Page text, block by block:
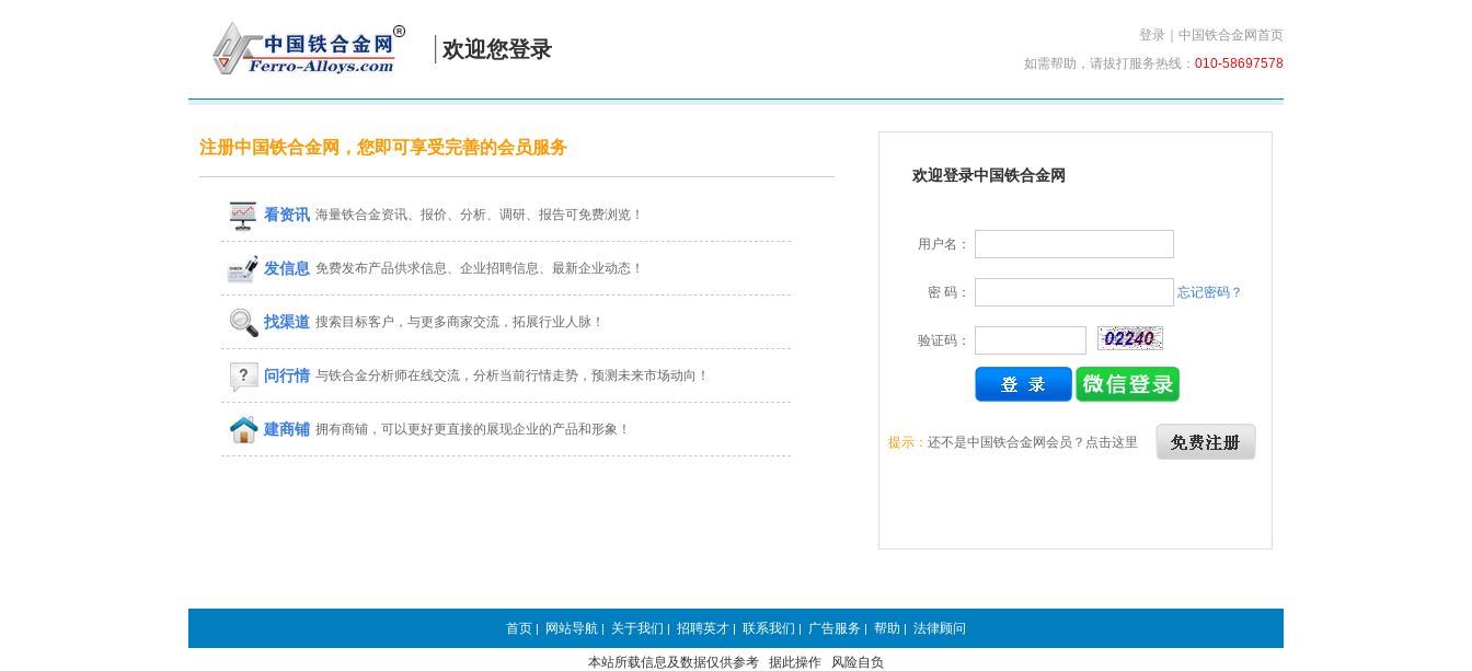
欢迎您登录
登录
中国铁合金网首页
如需帮助，请拔打服务热线： 010-58697578
注册中国铁合金网，您即可享受完善的会员服务
看资讯 海量铁合金资讯、报价、分析、调研、报告可免费浏览！
发信息 免费发布产品供求信息、企业招聘信息、最新企业动态！
找渠道 搜索目标客户，与更多商家交流，拓展行业人脉！
问行情 与铁合金分析师在线交流，分析当前行情走势，预测未来市场动向！
建商铺 拥有商铺，可以更好更直接的展现企业的产品和形象！
欢迎登录中国铁合金网
用户名：
密 码： 忘记密码？
验证码：
提示： 还不是中国铁合金网会员？点击这里
首页 | 网站导航 | 关于我们 | 招聘英才 | 联系我们 | 广告服务 | 帮助 | 法律顾问
本站所载信息及数据仅供参考 据此操作 风险自负